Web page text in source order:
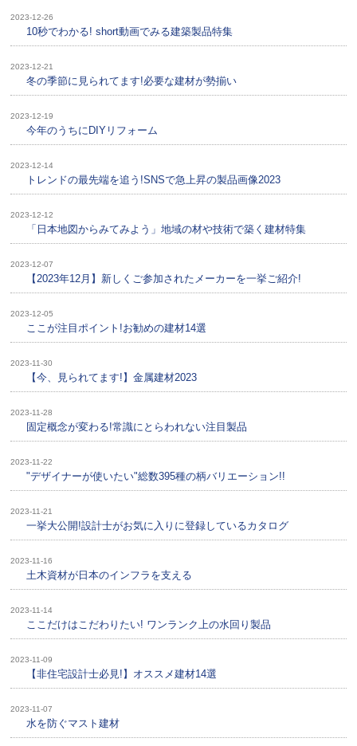
2023-12-26
10秒でわかる! short動画でみる建築製品特集
2023-12-21
冬の季節に見られてます!必要な建材が勢揃い
2023-12-19
今年のうちにDIYリフォーム
2023-12-14
トレンドの最先端を追う!SNSで急上昇の製品画像2023
2023-12-12
「日本地図からみてみよう」地域の材や技術で築く建材特集
2023-12-07
【2023年12月】新しくご参加されたメーカーを一挙ご紹介!
2023-12-05
ここが注目ポイント!お勧めの建材14選
2023-11-30
【今、見られてます!】金属建材2023
2023-11-28
固定概念が変わる!常識にとらわれない注目製品
2023-11-22
"デザイナーが使いたい"総数395種の柄バリエーション!!
2023-11-21
一挙大公開!設計士がお気に入りに登録しているカタログ
2023-11-16
土木資材が日本のインフラを支える
2023-11-14
ここだけはこだわりたい! ワンランク上の水回り製品
2023-11-09
【非住宅設計士必見!】オススメ建材14選
2023-11-07
水を防ぐマスト建材